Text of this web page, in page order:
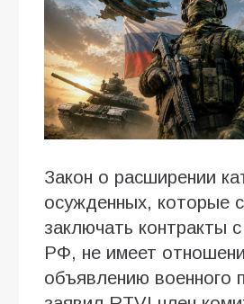
Закон о расширении
осужденных, которые
заключать контракты
РФ, не имеет
объявлению военного